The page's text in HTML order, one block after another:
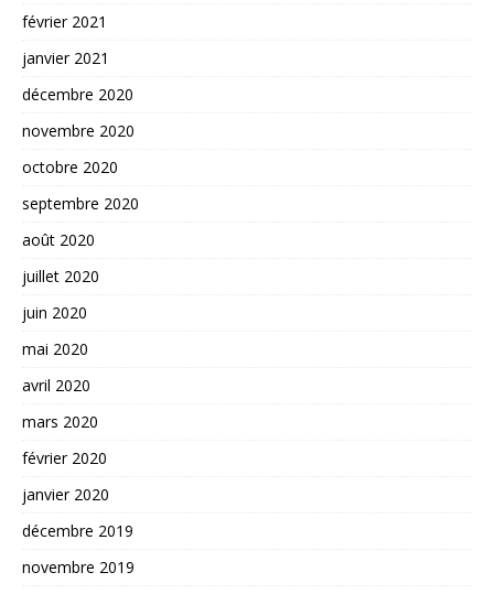
février 2021
janvier 2021
décembre 2020
novembre 2020
octobre 2020
septembre 2020
août 2020
juillet 2020
juin 2020
mai 2020
avril 2020
mars 2020
février 2020
janvier 2020
décembre 2019
novembre 2019